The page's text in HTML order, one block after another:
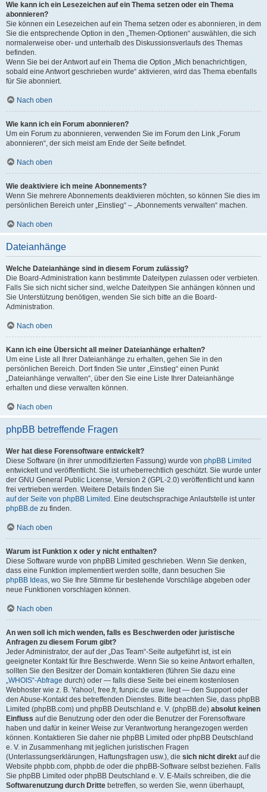
Wie kann ich ein Lesezeichen auf ein Thema setzen oder ein Thema
abonnieren?
Sie können ein Lesezeichen auf ein Thema setzen oder es abonnieren, in dem
Sie die entsprechende Option in den „Themen-Optionen“ auswählen, die sich
normalerweise ober- und unterhalb des Diskussionsverlaufs des Themas
befinden.
Wenn Sie bei der Antwort auf ein Thema die Option „Mich benachrichtigen,
sobald eine Antwort geschrieben wurde“ aktivieren, wird das Thema ebenfalls
für Sie abonniert.
Nach oben
Wie kann ich ein Forum abonnieren?
Um ein Forum zu abonnieren, verwenden Sie im Forum den Link „Forum
abonnieren“, der sich meist am Ende der Seite befindet.
Nach oben
Wie deaktiviere ich meine Abonnements?
Wenn Sie mehrere Abonnements deaktivieren möchten, so können Sie dies im
persönlichen Bereich unter „Einstieg“ – „Abonnements verwalten“ machen.
Nach oben
Dateianhänge
Welche Dateianhänge sind in diesem Forum zulässig?
Die Board-Administration kann bestimmte Dateitypen zulassen oder verbieten.
Falls Sie sich nicht sicher sind, welche Dateitypen Sie anhängen können und
Sie Unterstützung benötigen, wenden Sie sich bitte an die Board-
Administration.
Nach oben
Kann ich eine Übersicht all meiner Dateianhänge erhalten?
Um eine Liste all Ihrer Dateianhänge zu erhalten, gehen Sie in den
persönlichen Bereich. Dort finden Sie unter „Einstieg“ einen Punkt
„Dateianhänge verwalten“, über den Sie eine Liste Ihrer Dateianhänge
erhalten und diese verwalten können.
Nach oben
phpBB betreffende Fragen
Wer hat diese Forensoftware entwickelt?
Diese Software (in ihrer unmodifizierten Fassung) wurde von phpBB Limited
entwickelt und veröffentlicht. Sie ist urheberrechtlich geschützt. Sie wurde unter
der GNU General Public License, Version 2 (GPL-2.0) veröffentlicht und kann
frei vertrieben werden. Weitere Details finden Sie
auf der Seite von phpBB Limited . Eine deutschsprachige Anlaufstelle ist unter
phpBB.de zu finden.
Nach oben
Warum ist Funktion x oder y nicht enthalten?
Diese Software wurde von phpBB Limited geschrieben. Wenn Sie denken,
dass eine Funktion implementiert werden sollte, dann besuchen Sie
phpBB Ideas, wo Sie Ihre Stimme für bestehende Vorschläge abgeben oder
neue Funktionen vorschlagen können.
Nach oben
An wen soll ich mich wenden, falls es Beschwerden oder juristische
Anfragen zu diesem Forum gibt?
Jeder Administrator, der auf der „Das Team“-Seite aufgeführt ist, ist ein
geeigneter Kontakt für Ihre Beschwerde. Wenn Sie so keine Antwort erhalten,
sollten Sie den Besitzer der Domain kontaktieren (führen Sie dazu eine
„WHOIS“-Abfrage durch) oder — falls diese Seite bei einem kostenlosen
Webhoster wie z. B. Yahoo!, free.fr, funpic.de usw. liegt — den Support oder
den Abuse-Kontakt des betreffenden Dienstes. Bitte beachten Sie, dass phpBB
Limited (phpBB.com) und phpBB Deutschland e. V. (phpBB.de) absolut keinen
Einfluss auf die Benutzung oder den oder die Benutzer der Forensoftware
haben und dafür in keiner Weise zur Verantwortung herangezogen werden
können. Kontaktieren Sie daher nie phpBB Limited oder phpBB Deutschland
e. V. in Zusammenhang mit jeglichen juristischen Fragen
(Unterlassungserklärungen, Haftungsfragen usw.), die sich nicht direkt auf die
Website phpbb.com, phpbb.de oder die phpBB-Software selbst beziehen. Falls
Sie phpBB Limited oder phpBB Deutschland e. V. E-Mails schreiben, die die
Softwarenutzung durch Dritte betreffen, so werden Sie, wenn überhaupt,